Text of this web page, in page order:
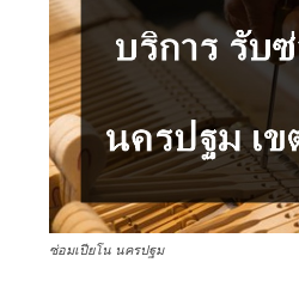
ซ่อมเปียโน นครปฐม